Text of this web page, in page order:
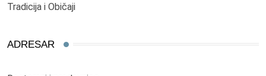
Tradicija i Običaji
ADRESAR